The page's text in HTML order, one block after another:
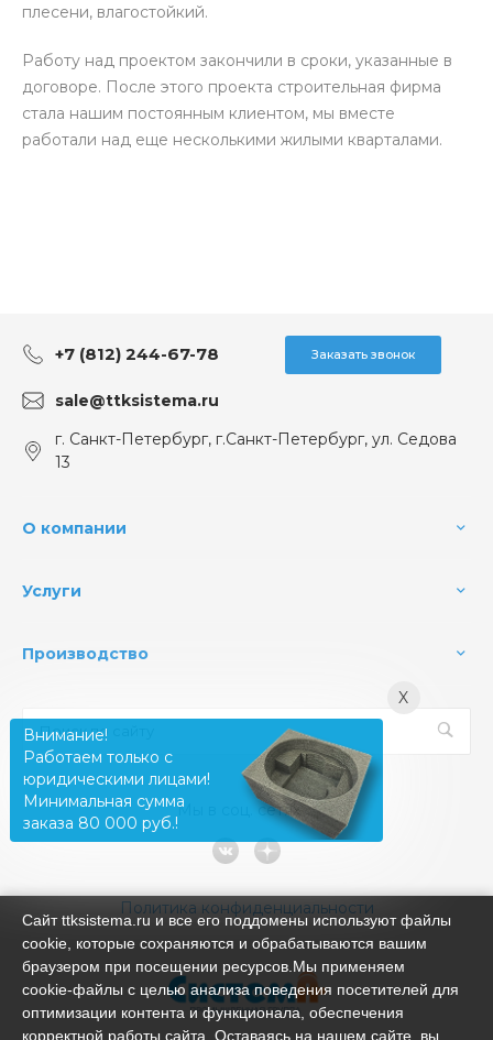
плесени, влагостойкий.
Работу над проектом закончили в сроки, указанные в
договоре. После этого проекта строительная фирма
стала нашим постоянным клиентом, мы вместе
работали над еще несколькими жилыми кварталами.
+7 (812) 244-67-78 Заказать звонок
sale@ttksistema.ru
г. Санкт-Петербург, г.Санкт-Петербург, ул. Седова
13
О компании
Услуги
Производство
Мы в соц. сетях
Политика конфиденциальности
X
Внимание!
Работаем только с
юридическими лицами!
Минимальная сумма
заказа 80 000 руб.!
Сайт ttksistema.ru и все его поддомены используют файлы
cookie, которые сохраняются и обрабатываются вашим
браузером при посещении ресурсов.Мы применяем
cookie‑файлы с целью анализа поведения посетителей для
оптимизации контента и функционала, обеспечения
корректной работы сайта. Оставаясь на нашем сайте, вы